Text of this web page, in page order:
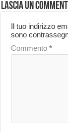
Lascia un
Il tuo indirizzo
sono
Commento*